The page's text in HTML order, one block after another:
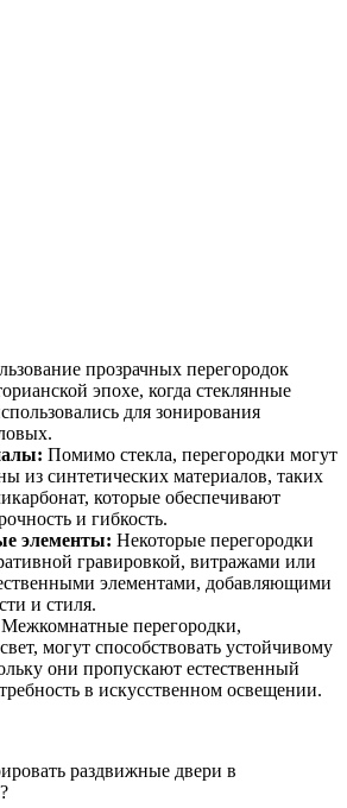
прозрачных перегородок
эпохе, когда стеклянные
для зонирования
Помимо стекла, перегородки могут
из синтетических материалов, таких
которые обеспечивают
и гибкость.
элементы: Некоторые перегородки
гравировкой, витражами или
элементами, добавляющими
и стиля.
Межкомнатные перегородки,
могут способствовать устойчивому
они пропускают естественный
в искусственном освещении.
раздвижные двери в